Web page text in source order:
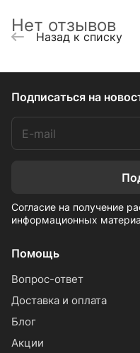
Нет отзывов
Назад к списку
Подписаться на
Согласие на получение
информационных
Помощь
Вопрос-ответ
Доставка и оплата
Блог
Акции